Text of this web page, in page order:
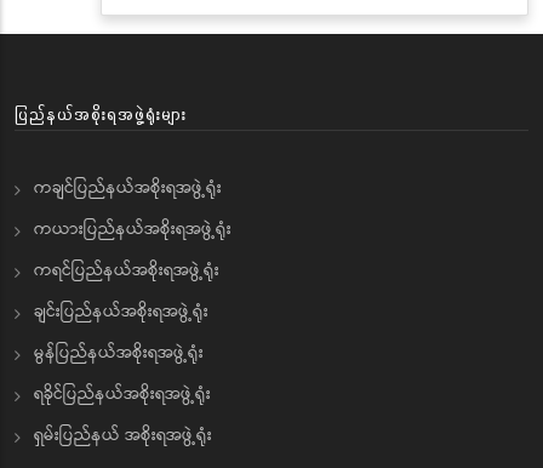
ပြည်နယ်အစိုးရအဖွဲ့ရုံးများ
ကချင်ပြည်နယ်အစိုးရအဖွဲ့ရုံး
ကယားပြည်နယ်အစိုးရအဖွဲ့ရုံး
ကရင်ပြည်နယ်အစိုးရအဖွဲ့ရုံး
ချင်းပြည်နယ်အစိုးရအဖွဲ့ရုံး
မွန်ပြည်နယ်အစိုးရအဖွဲ့ရုံး
ရခိုင်ပြည်နယ်အစိုးရအဖွဲ့ရုံး
ရှမ်းပြည်နယ် အစိုးရအဖွဲ့ရုံး